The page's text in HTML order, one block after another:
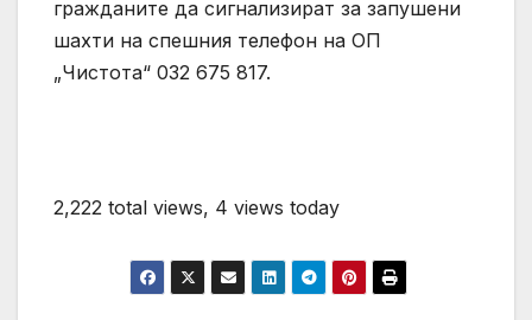
гражданите да сигнализират за запушени
шахти на спешния телефон на ОП
„Чистота“ 032 675 817.
2,222 total views, 4 views today